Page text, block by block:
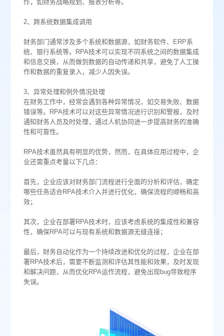
作，如财务战略规划、报表分析等。
2、跨系统数据集成调用
财务部门通常涉及多个系统和数据源，如财务软件、ERP系
统、银行系统等。RPA技术可以实现不同系统之间的数据集成
和信息交换，从而做到数据的自动传递和共享，避免了人工操
作和数据的重复录入，减少人因失误。
3、异常处理和例外情况处理
在财务工作中，经常会遇到各种异常情况，如交易失败、数据
错误等。RPA技术可以对这些异常情况进行识别和警报，及时
通知财务人员及时处理，通过人机协同进一步提高财务的准确
性和可靠性。
RPA技术虽然具有明显的优势，然而，在具体应用过程中，企
业还需重点考量以下几点：
首先，企业应该对财务部门流程进行全面的分析和评估，确定
哪些任务适合RPA技术介入并进行优化，确保流程的顺畅和高
效；
其次，企业在部署RPA技术时，应该考虑系统的集成性和兼容
性，确保RPA可以与现有系统和数据源无缝连接；
最后，财务自动化作为一个持续改进和优化的过程，企业在部
署RPA技术后，需要不断监测和评估其性能和效果，及时发现
和解决问题，从而优化RPA运作流程，避免出现bug导致程序
失误。